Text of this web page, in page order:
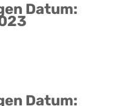
Datum:
Datum: